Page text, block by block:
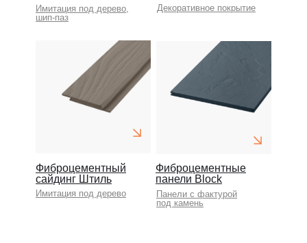
Фиброцементные
панели Block
Панели с фактурой
под камень
Имитация под дерево
Фиброцементный
сайдинг Штиль
Декоративное покрытие
Имитация под дерево,
шип-паз